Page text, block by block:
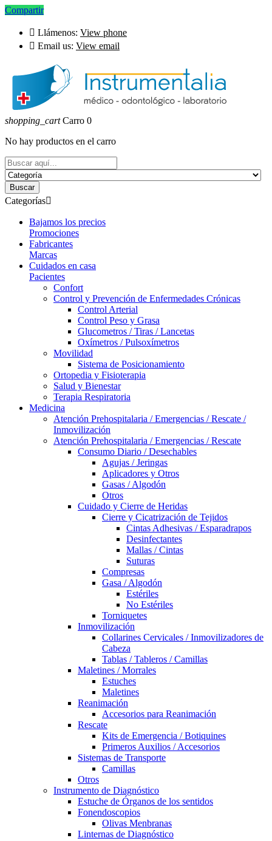
Compartir
 Llámenos: View phone
 Email us: View email
shopping_cart Carro 0
No hay productos en el carro
Buscar
Categorías
Bajamos los precios
Promociones
Fabricantes
Marcas
Cuidados en casa
Pacientes
Confort
Control y Prevención de Enfermedades Crónicas
Control Arterial
Control Peso y Grasa
Glucometros / Tiras / Lancetas
Oxímetros / Pulsoxímetros
Movilidad
Sistema de Posicionamiento
Ortopedia y Fisioterapia
Salud y Bienestar
Terapia Respiratoria
Medicina
Atención Prehospitalaria / Emergencias / Rescate /
Inmovilización
Atención Prehospitalaria / Emergencias / Rescate
Consumo Diario / Desechables
Agujas / Jeringas
Aplicadores y Otros
Gasas / Algodón
Otros
Cuidado y Cierre de Heridas
Cierre y Cicatrización de Tejidos
Cintas Adhesivas / Esparadrapos
Desinfectantes
Mallas / Cintas
Suturas
Compresas
Gasa / Algodón
Estériles
No Estériles
Torniquetes
Inmovilización
Collarines Cervicales / Inmovilizadores de
Cabeza
Tablas / Tableros / Camillas
Maletines / Morrales
Estuches
Maletines
Reanimación
Accesorios para Reanimación
Rescate
Kits de Emergencia / Botiquines
Primeros Auxilios / Accesorios
Sistemas de Transporte
Camillas
Otros
Instrumento de Diagnóstico
Estuche de Órganos de los sentidos
Fonendoscopios
Olivas Menbranas
Linternas de Diagnóstico